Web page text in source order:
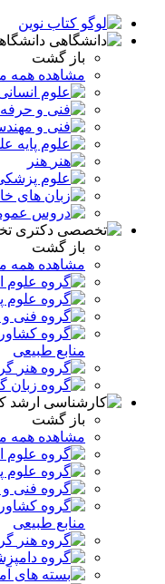
باز گشت
مشاهده همه
هنر
باز گشت
مشاهده همه
منابع طبیعی
باز گشت
مشاهده همه
منابع طبیعی